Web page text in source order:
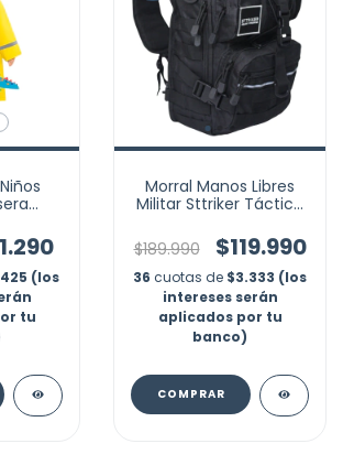
Marca
(los
tu
Morral Manos Libres
Militar Sttriker Táctica
$189.990
$119.990
36 cuotas de $3.333 (los
intereses serán
aplicados por tu
banco)
COMPRAR